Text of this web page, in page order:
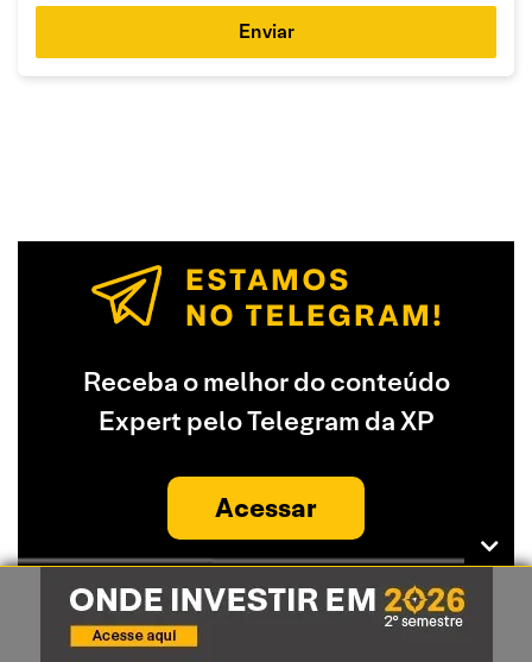
Enviar
Receba o melhor do conteúdo
Expert pelo Telegram da XP
Acessar